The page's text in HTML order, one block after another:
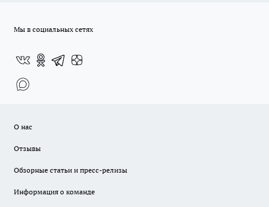
Мы в социальных сетях
О нас
Отзывы
Обзорные статьи и пресс-релизы
Информация о команде